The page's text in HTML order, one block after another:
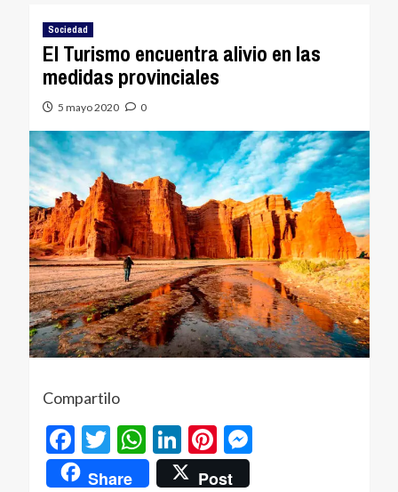
Sociedad
El Turismo encuentra alivio en las
medidas provinciales
5 mayo 2020 0
Compartilo
Facebook
Twitter
WhatsApp
LinkedIn
Pinterest
Messenger
Share Post